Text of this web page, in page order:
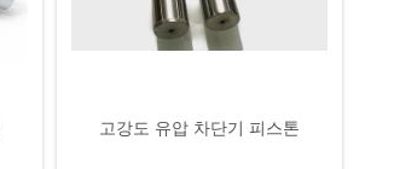
고강도 유압 차단기 피스톤